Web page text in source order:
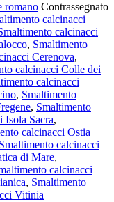
romano Contrassegnato
calcinacci
calcinacci
, Smaltimento
Cerenova,
calcinacci Colle dei
calcinacci
, Smaltimento
, Smaltimento
Isola Sacra,
calcinacci Ostia
Smaltimento calcinacci
di Mare,
calcinacci
, Smaltimento
Vitinia